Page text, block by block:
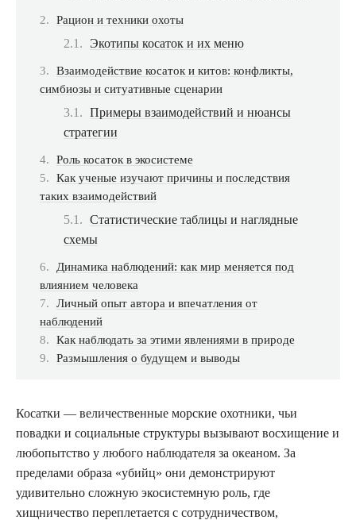
Рацион и техники охоты
Экотипы косаток и их меню
Взаимодействие косаток и китов: конфликты,
симбиозы и ситуативные сценарии
Примеры взаимодействий и нюансы
стратегии
Роль косаток в экосистеме
Как ученые изучают причины и последствия
таких взаимодействий
Статистические таблицы и наглядные
схемы
Динамика наблюдений: как мир меняется под
влиянием человека
Личный опыт автора и впечатления от
наблюдений
Как наблюдать за этими явлениями в природе
Размышления о будущем и выводы
Косатки — величественные морские охотники, чьи
повадки и социальные структуры вызывают восхищение и
любопытство у любого наблюдателя за океаном. За
пределами образа «убийц» они демонстрируют
удивительно сложную экосистемную роль, где
хищничество переплетается с сотрудничеством,